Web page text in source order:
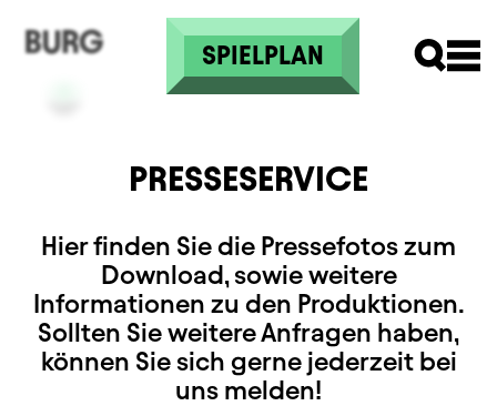
Direkt zum Inhalt
SPIELPLAN
PRESSESERVICE
Hier finden Sie die Pressefotos zum
Download, sowie weitere
Informationen zu den Produktionen.
Sollten Sie weitere Anfragen haben,
können Sie sich gerne jederzeit bei
uns melden!